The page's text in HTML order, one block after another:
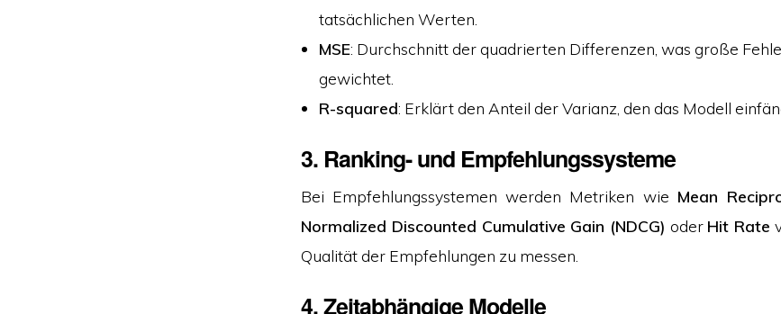
tatsächlichen Werten.
MSE: Durchschnitt der quadrierten Differenzen, was große
gewichtet.
R-squared: Erklärt den Anteil der Varianz, den das Modell
3. Ranking- und Empfehlungssysteme
Bei Empfehlungssystemen werden Metriken wie Mean
Normalized Discounted Cumulative Gain (NDCG) oder Hit Rate
Qualität der Empfehlungen zu messen.
4.Zeitabhängige Modelle